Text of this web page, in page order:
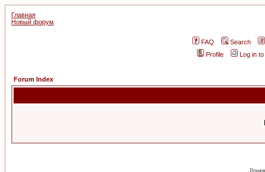
Главная
Новый форум
FAQ
Search
Profile
Log in
Forum Index